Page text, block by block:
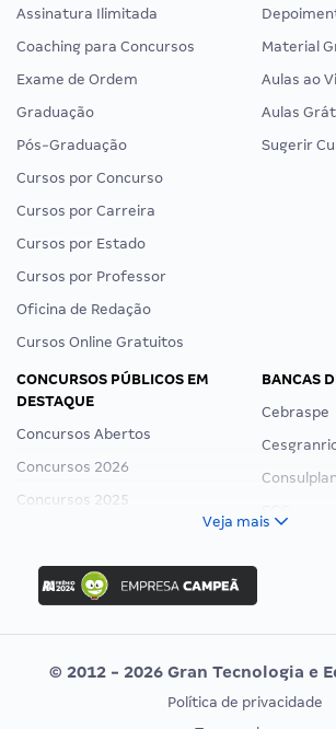
Assinatura Ilimitada
Coaching para Concursos
Exame de Ordem
Graduação
Pós-Graduação
Cursos por Concurso
Cursos por Carreira
Cursos por Estado
Cursos por Professor
Oficina de Redação
Cursos Online Gratuitos
Material
Aulas ao
Aulas
Sugerir
CONCURSOS PÚBLICOS EM
DESTAQUE
Concursos Abertos
Concursos 2026
Concursos 2025
Concurso Ibama
Concurso MPU
Editais publicados
BANCAS
Cebraspe
Consulplan
Vunesp
CONCURSOS POR PROFISSÃO EXAME DE
Veja mais
© 2012 - 2026 Gran Tecnologia e
Política de privacidade